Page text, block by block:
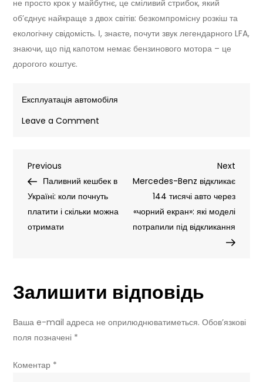
не просто крок у майбутнє, це сміливий стрибок, який
об’єднує найкраще з двох світів: безкомпромісну розкіш та
екологічну свідомість. І, знаєте, почути звук легендарного LFA,
знаючи, що під капотом немає бензинового мотора – це
дорогого коштує.
Експлуатація автомобіля
Leave a Comment
шестимісний
електрокросовер
із
км
і
Навігація
записів
Previous
Post
Previous
Паливний кешбек в
Україні: коли почнуть
платити і скільки можна
отримати
Next
Post
Next
Mercedes-Benz відкликає
144 тисячі авто через
«чорний екран»: які моделі
потрапили під відкликання
Залишити відповідь
Ваша e-mail адреса не оприлюднюватиметься. Обов’язкові
поля позначені *
Коментар *